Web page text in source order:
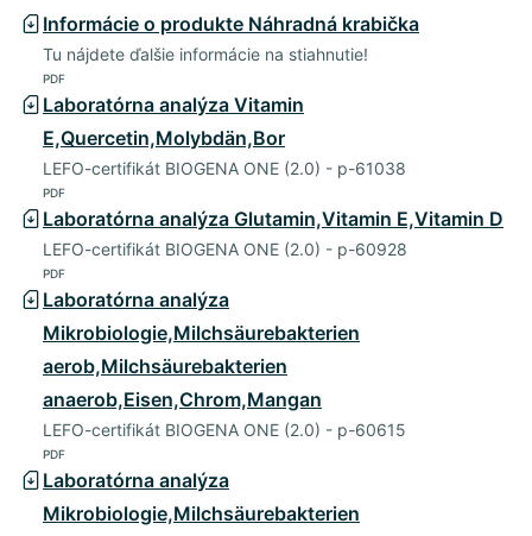
Informácie o produkte Náhradná krabička
Tu nájdete ďalšie informácie na stiahnutie!
PDF
Laboratórna analýza Vitamin
E,Quercetin,Molybdän,Bor
LEFO-certifikát BIOGENA ONE (2.0) - p-61038
PDF
Laboratórna analýza Glutamin,Vitamin E,Vitamin D
LEFO-certifikát BIOGENA ONE (2.0) - p-60928
PDF
Laboratórna analýza
Mikrobiologie,Milchsäurebakterien
aerob,Milchsäurebakterien
anaerob,Eisen,Chrom,Mangan
LEFO-certifikát BIOGENA ONE (2.0) - p-60615
PDF
Laboratórna analýza
Mikrobiologie,Milchsäurebakterien